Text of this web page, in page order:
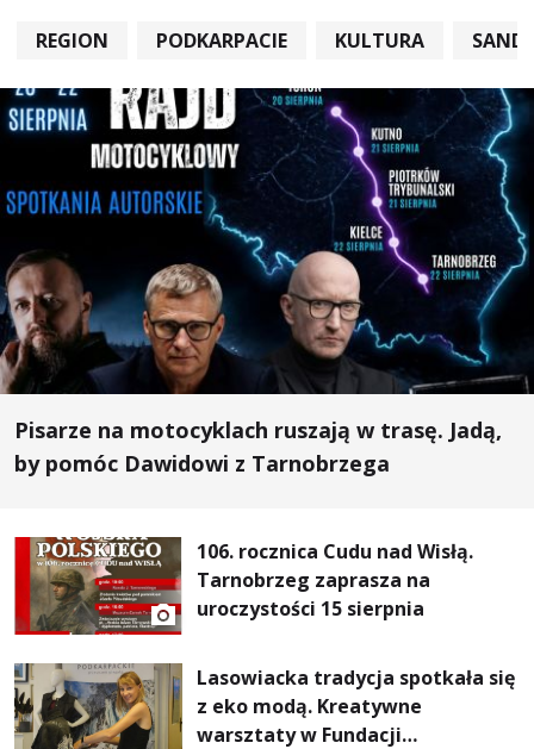
REGION PODKARPACIE KULTURA
Pisarze na motocyklach ruszają w trasę. Jadą,
by pomóc Dawidowi z Tarnobrzega
106. rocznica Cudu nad Wisłą.
Tarnobrzeg zaprasza na
uroczystości 15 sierpnia
Lasowiacka tradycja spotkała się
z eko modą. Kreatywne
warsztaty w Fundacji